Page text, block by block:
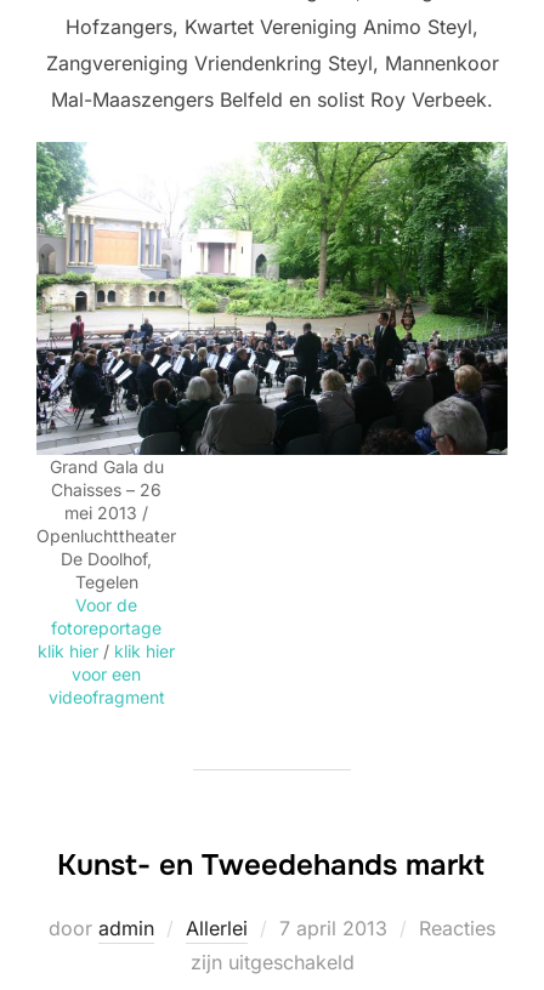
Hofzangers, Kwartet Vereniging Animo Steyl,
Zangvereniging Vriendenkring Steyl, Mannenkoor
Mal-Maaszengers Belfeld en solist Roy Verbeek.
Grand Gala du
Chaisses – 26
mei 2013 /
Openluchttheater
De Doolhof,
Tegelen
Voor de
fotoreportage
klik hier / klik hier
voor een
videofragment
Kunst- en Tweedehands markt
door admin Allerlei
Geplaatst
op
7 april 2013
Reacties
zijn uitgeschakeld